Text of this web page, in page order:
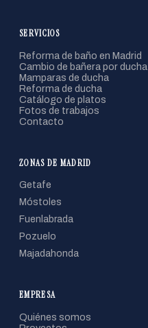
SERVICIOS
Reforma de baño en Madrid
Cambio de bañera por ducha
Mamparas de ducha
Reforma de ducha
Catálogo de platos
Fotos de trabajos
Contacto
ZONAS DE MADRID
Getafe
Móstoles
Fuenlabrada
Pozuelo
Majadahonda
EMPRESA
Quiénes somos